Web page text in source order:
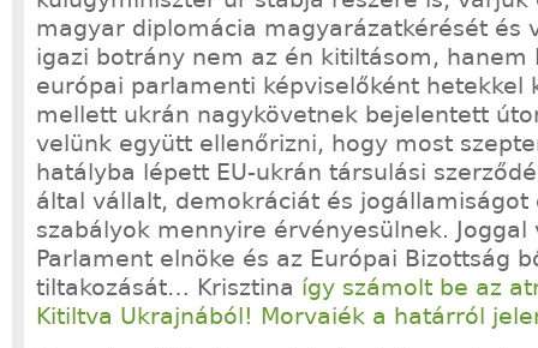
magyar diplomácia magyarázatkérését és
igazi botrány nem az én kitiltásom, hanem
európai parlamenti képviselőként hetekkel
mellett ukrán nagykövetnek bejelentett
velünk együtt ellenőrizni, hogy most
hatályba lépett EU-ukrán társulási
által vállalt, demokráciát és jogállamiságot
szabályok mennyire érvényesülnek. Joggal
Parlament elnöke és az Európai Bizottság
tiltakozását… Krisztina így számolt be az
Kitiltva Ukrajnából! Morvaiék a határról